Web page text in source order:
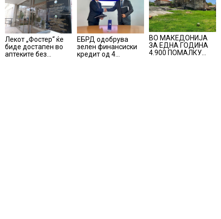
Лекот „Фостер“ ќе
биде достапен во
аптеките без
ЕБРД одобрува
зелен финансиски
кредит од 4
ВО МАКЕДОНИЈА
ЗА ЕДНА ГОДИНА
4.900 ПОМАЛКУ